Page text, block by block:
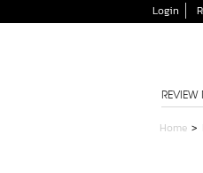
Login
Home >